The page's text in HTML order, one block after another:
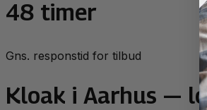
48 timer
Gns. responstid for tilbud
Kloak i Aarhus —